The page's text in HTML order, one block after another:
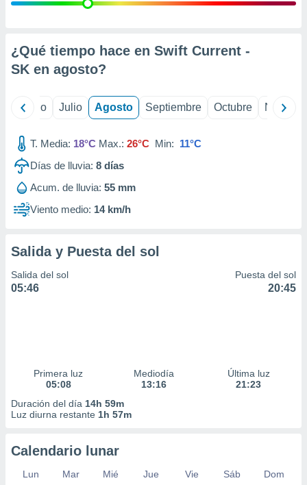
e
mediante
de
1199
¿Qué tiempo hace en Swift Current -
SK en agosto?
Junio Julio Agosto Septiembre Octubre
T. Media: 18°C Max.: 26°C Min: 11°C
Días de lluvia: 8 días
Acum. de lluvia: 55 mm
Viento medio: 14 km/h
Salida y Puesta del sol
Salida del sol
05:46
Puesta del sol
20:45
Primera luz
05:08
Mediodía
13:16
Última luz
21:23
Duración del día 14h 59m
Luz diurna restante 1h 57m
Calendario lunar
Lun Mar Mié Jue Vie Sáb
Dom